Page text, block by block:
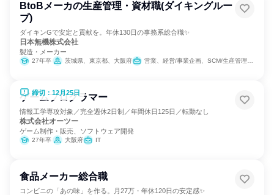
BtoBメーカの生産管理・資材職(ダイキングルー
プ)
ダイキンGで安定と貢献を。年休130日の事務系総合職✨
日本無機株式会社
製造・メーカー
27年卒 茨城県、東京都、大阪府 営業、経営/事業企画、SCM/生産管理/購買/物流、人事、総務
締切：12月25日
ゲームプログラマー
情報工学専攻対象／完全週休2日制／年間休日125日／転勤なし
株式会社オーツー
ゲーム制作・販売、ソフトウェア開発
27年卒 大阪府 IT
食品メーカー総合職
コンビニの「あの味」を作る。月27万・年休120日の安定感✨